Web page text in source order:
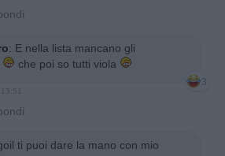
: E nella lista mancano gli
che poi so tutti viola
3
ti puoi dare la mano con mio